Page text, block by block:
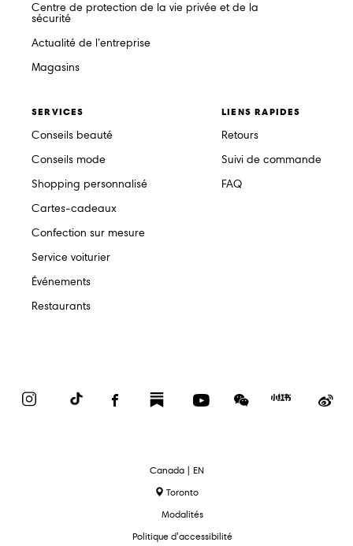
Centre de protection de la vie privée et de la
sécurité
Actualité de l’entreprise
Magasins
SERVICES
Conseils beauté
Conseils mode
Shopping personnalisé
Cartes-cadeaux
Confection sur mesure
Service voiturier
Événements
Restaurants
LIENS RAPIDES
Retours
Suivi de commande
FAQ
InstagramTikTok FacebookSubstack YouTubeWeChat
Red
text.language
Canada | EN
Toronto
Modalités
Politique d’accessibilité